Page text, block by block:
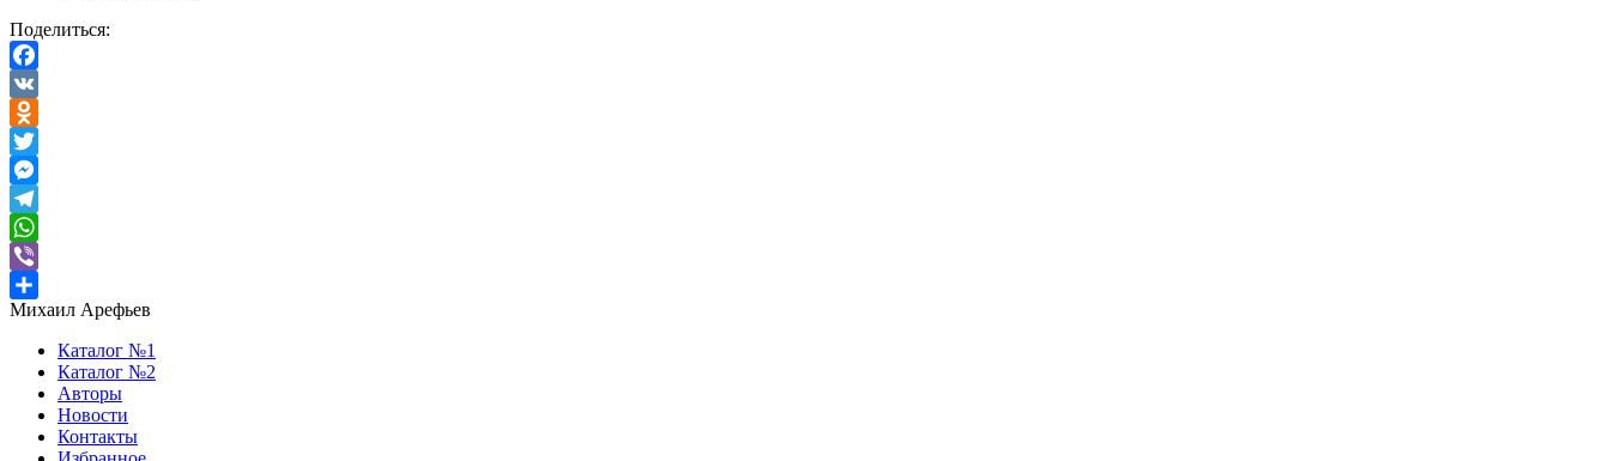
Поделиться:
Facebook
VK
Odnoklassniki
Twitter
Messenger
Telegram
WhatsApp
Viber
Отправить
Михаил Арефьев
Каталог №1
Каталог №2
Авторы
Новости
Контакты